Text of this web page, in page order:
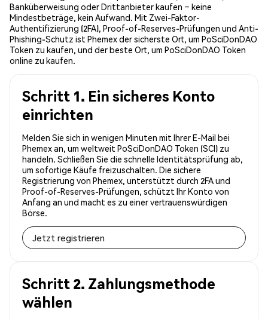
Banküberweisung oder Drittanbieter kaufen – keine
Mindestbeträge, kein Aufwand. Mit Zwei-Faktor-
Authentifizierung (2FA), Proof-of-Reserves-Prüfungen und Anti-
Phishing-Schutz ist Phemex der sicherste Ort, um PoSciDonDAO
Token zu kaufen, und der beste Ort, um PoSciDonDAO Token
online zu kaufen.
Schritt 1. Ein sicheres Konto
einrichten
Melden Sie sich in wenigen Minuten mit Ihrer E-Mail bei
Phemex an, um weltweit PoSciDonDAO Token (SCI) zu
handeln. Schließen Sie die schnelle Identitätsprüfung ab,
um sofortige Käufe freizuschalten. Die sichere
Registrierung von Phemex, unterstützt durch 2FA und
Proof-of-Reserves-Prüfungen, schützt Ihr Konto von
Anfang an und macht es zu einer vertrauenswürdigen
Börse.
Jetzt registrieren
Schritt 2. Zahlungsmethode
wählen